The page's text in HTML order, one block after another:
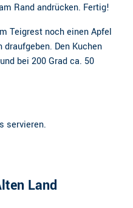
Rand andrücken. Fertig!
Teigrest noch einen Apfel
Den Kuchen
bei 200 Grad ca. 50
servieren.
Land